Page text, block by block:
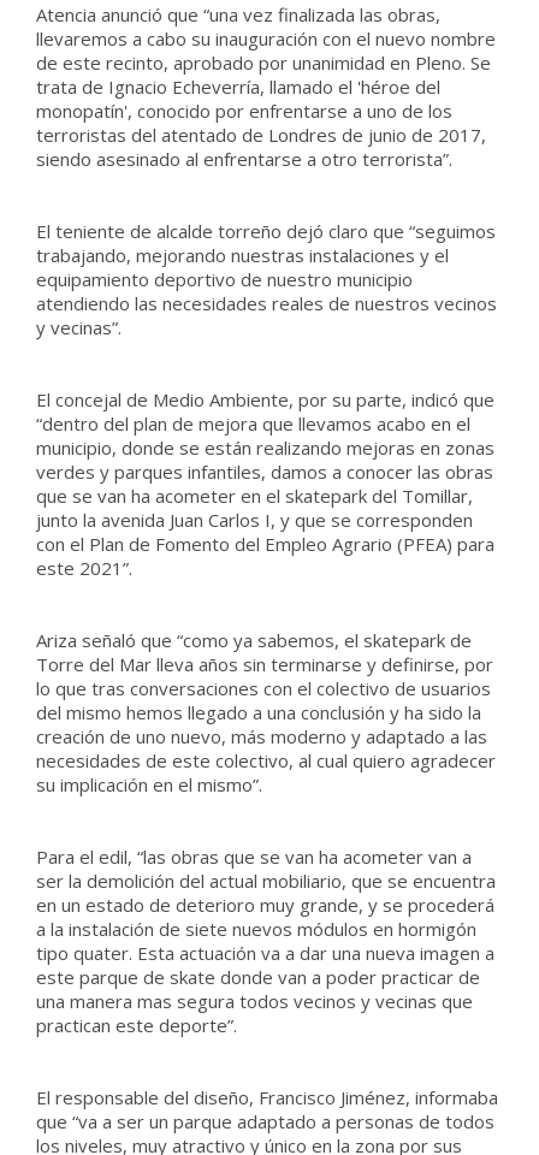
Atencia anunció que “una vez finalizada las obras,
llevaremos a cabo su inauguración con el nuevo nombre
de este recinto, aprobado por unanimidad en Pleno. Se
trata de Ignacio Echeverría, llamado el 'héroe del
monopatín', conocido por enfrentarse a uno de los
terroristas del atentado de Londres de junio de 2017,
siendo asesinado al enfrentarse a otro terrorista”.
El teniente de alcalde torreño dejó claro que “seguimos
trabajando, mejorando nuestras instalaciones y el
equipamiento deportivo de nuestro municipio
atendiendo las necesidades reales de nuestros vecinos
y vecinas”.
El concejal de Medio Ambiente, por su parte, indicó que
“dentro del plan de mejora que llevamos acabo en el
municipio, donde se están realizando mejoras en zonas
verdes y parques infantiles, damos a conocer las obras
que se van ha acometer en el skatepark del Tomillar,
junto la avenida Juan Carlos I, y que se corresponden
con el Plan de Fomento del Empleo Agrario (PFEA) para
este 2021”.
Ariza señaló que “como ya sabemos, el skatepark de
Torre del Mar lleva años sin terminarse y definirse, por
lo que tras conversaciones con el colectivo de usuarios
del mismo hemos llegado a una conclusión y ha sido la
creación de uno nuevo, más moderno y adaptado a las
necesidades de este colectivo, al cual quiero agradecer
su implicación en el mismo”.
Para el edil, “las obras que se van ha acometer van a
ser la demolición del actual mobiliario, que se encuentra
en un estado de deterioro muy grande, y se procederá
a la instalación de siete nuevos módulos en hormigón
tipo quater. Esta actuación va a dar una nueva imagen a
este parque de skate donde van a poder practicar de
una manera mas segura todos vecinos y vecinas que
practican este deporte”.
El responsable del diseño, Francisco Jiménez, informaba
que “va a ser un parque adaptado a personas de todos
los niveles, muy atractivo y único en la zona por sus